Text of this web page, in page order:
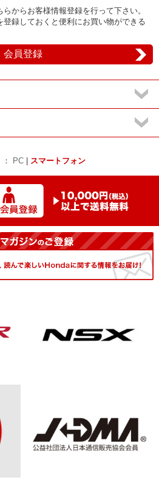
からお客様情報登録を行って下さい。
登録しておくと便利にお買い物ができる
PC | スマートフォン